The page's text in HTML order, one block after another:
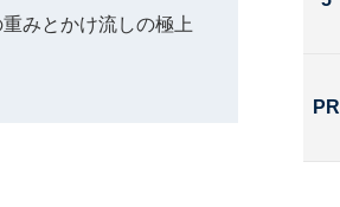
みとかけ流しの極上
PR